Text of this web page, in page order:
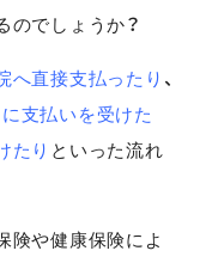
のでしょうか？
へ直接支払ったり 、
支払いを受けた
たり といった流れ
険や健康保険によ